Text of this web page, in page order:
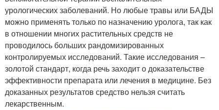
урологических заболеваний. Но любые травы или БАДЫ
можно применять только по назначению уролога, так как
в отношении многих растительных средств не
проводилось больших рандомизированных
контролируемых исследований. Такие исследования –
золотой стандарт, когда речь заходит о доказательстве
эффективности препарата или лечения в медицине. Без
доказанных результатов средство нельзя считать
лекарственным.